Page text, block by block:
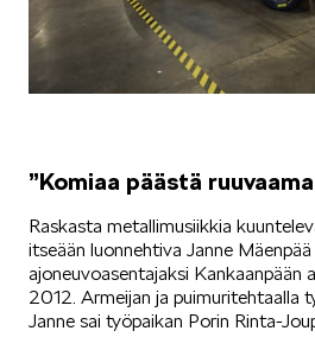
”Komiaa päästä
Raskasta metallimusiikkia
itseään luonnehtiva Janne
ajoneuvoasentajaksi Kankaanpään
2012. Armeijan ja puimuritehtaalla
Janne sai työpaikan Porin Rinta-